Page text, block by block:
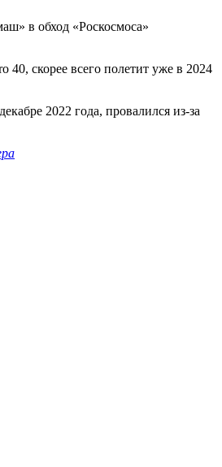
в обход «Роскосмоса»
40, скорее всего полетит уже в 2024
2022 года, провалился из-за